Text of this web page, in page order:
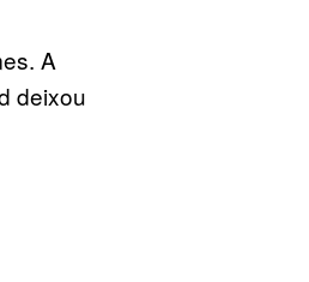
A
deixou